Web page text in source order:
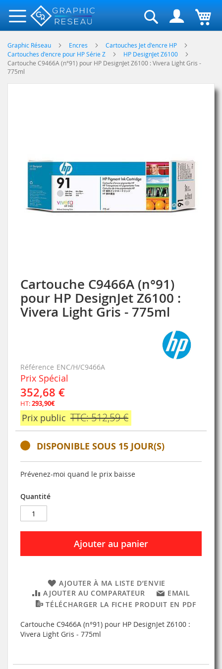
Rechercher
Graphic Réseau Encres
Cartouches Jet d'encre HP
Cartouches d'encre pour HP Série Z
HP DesignJet Z6100
Cartouche C9466A (n°91) pour HP DesignJet Z6100 : Vivera Light Gris -
775ml
Cartouche C9466A (n°91)
pour HP DesignJet Z6100 :
Vivera Light Gris - 775ml
Référence ENC/H/C9466A
Prix Spécial
352,68 €
HT:293,90€
Prix public TTC: 512,59 €
DISPONIBLE SOUS 15 JOUR(S)
Prévenez-moi quand le prix baisse
Quantité
Ajouter au panier
AJOUTER À MA LISTE D’ENVIE
AJOUTER AU COMPARATEUR
EMAIL
TÉLÉCHARGER LA FICHE PRODUIT EN PDF
Cartouche C9466A (n°91) pour HP DesignJet Z6100 :
Vivera Light Gris - 775ml
images
gallery
Skip
to
the
beginning